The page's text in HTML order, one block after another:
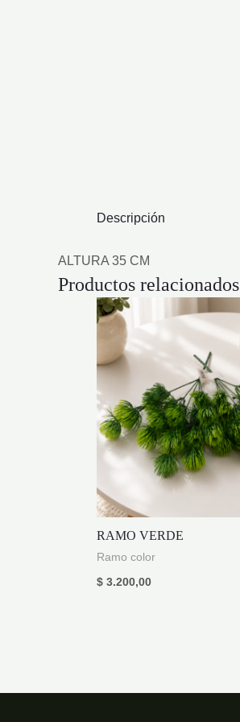
Descripción
ALTURA 35 CM
Productos relacionados
RAMO VERDE
Ramo color
$ 3.200,00